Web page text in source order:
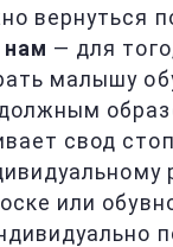
вернуться
нам — для
малышу
свод
или